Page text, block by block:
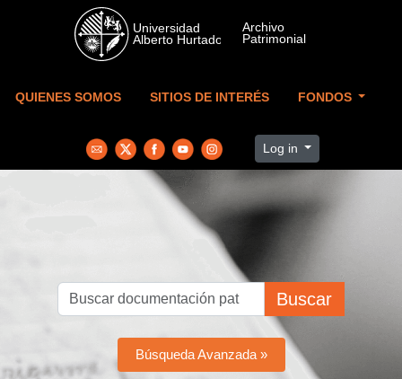
Skip to main content
QUIENES SOMOS SITIOS DE INTERÉS FONDOS
Log in
Buscar
Búsqueda Avanzada »